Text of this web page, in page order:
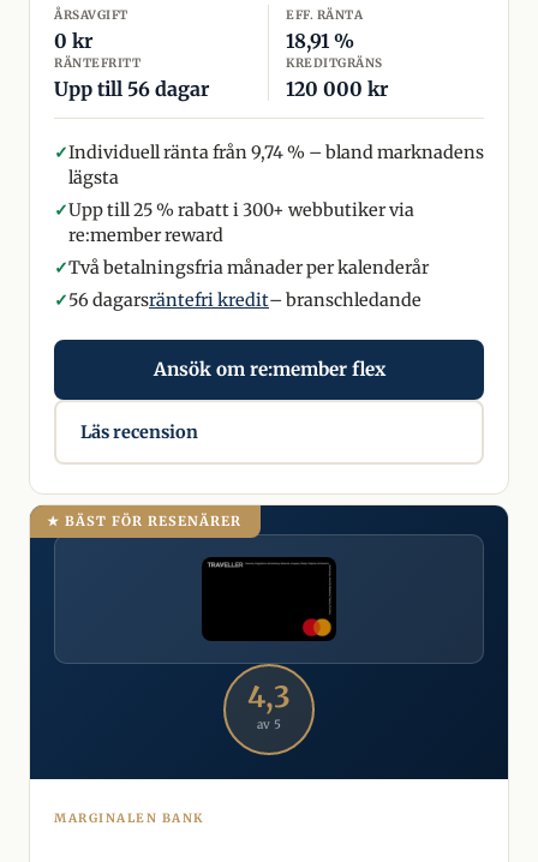
ÅRSAVGIFT
0 kr
EFF. RÄNTA
18,91 %
RÄNTEFRITT
Upp till 56 dagar
KREDITGRÄNS
120 000 kr
✓Individuell ränta från 9,74 % – bland marknadens
lägsta
✓Upp till 25 % rabatt i 300+ webbutiker via
re:member reward
✓Två betalningsfria månader per kalenderår
✓56 dagarsräntefri kredit– branschledande
Ansök om re:member flex
Läs recension
★ BÄST FÖR RESENÄRER
4,3
av 5
MARGINALEN BANK